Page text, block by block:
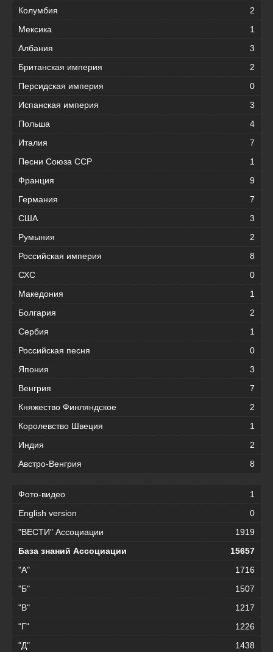
Колумбия
2
Мексика
1
Албания
3
Британская империя
2
Персидская империя
0
Испанская империя
3
Польша
4
Италия
7
Песни Союза ССР
1
Франция
9
Германия
7
США
3
Румыния
2
Российская империя
8
СХС
0
Македония
1
Болгария
2
Сербия
1
Российская песня
0
Япония
3
Венгрия
7
Княжество Финляндское
2
Королевство Швеция
1
Индия
2
Австро-Венгрия
8
Фото-видео
1
English version
0
"ВЕСТИ" Ассоциации
1919
База знаний Ассоциации
15657
"А"
1716
"Б"
1507
"В"
1217
"Г"
1226
"Д"
1438